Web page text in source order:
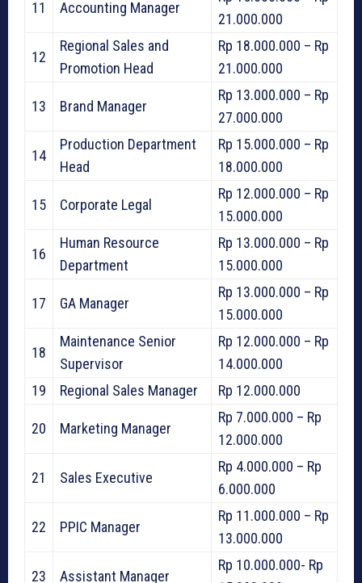
11 Accounting Manager
21.000.000
12
Regional Sales and
Promotion Head
Rp 18.000.000 – Rp
21.000.000
13 Brand Manager
Rp 13.000.000 – Rp
27.000.000
14
Production Department
Head
Rp 15.000.000 – Rp
18.000.000
15 Corporate Legal
Rp 12.000.000 – Rp
15.000.000
16
Human Resource
Department
Rp 13.000.000 – Rp
15.000.000
17 GA Manager
Rp 13.000.000 – Rp
15.000.000
18
Maintenance Senior
Supervisor
Rp 12.000.000 – Rp
14.000.000
19
Regional Sales Manager Rp 12.000.000
20 Marketing Manager
Rp 7.000.000 – Rp
12.000.000
21 Sales Executive
Rp 4.000.000 – Rp
6.000.000
22 PPIC Manager
Rp 11.000.000 – Rp
13.000.000
23 Assistant Manager
Rp 10.000.000- Rp